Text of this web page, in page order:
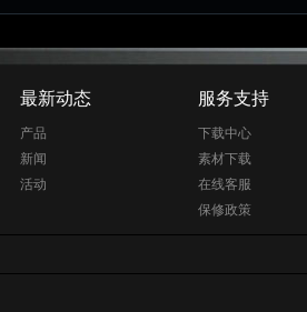
最新动态
产品
新闻
活动
服务支持
下载中心
素材下载
在线客服
保修政策